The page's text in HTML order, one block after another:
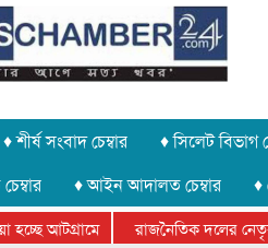
♦ শীর্ষ সংবাদ চেম্বার ♦ সিলেট বিভাগ
♦ আইন আদালত চেম্বার ♦
আটগ্রামে রাজনৈতিক দলের